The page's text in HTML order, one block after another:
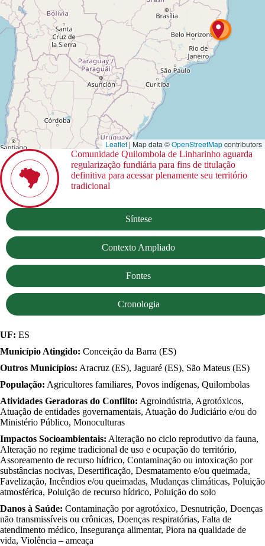
3
Leaflet | Map data ©OpenStreetMapcontributors
Comunidade Quilombola de Linharinho aguarda
regularização fundiária para fins de titulação
definitiva para acessar plenamente seu território
tradicional
Síntese
Contexto Ampliado
Fontes
Cronologia
UF: ES
Município Atingido: Conceição da Barra (ES)
Outros Municípios: Aracruz (ES), Jaguaré (ES), São Mateus (ES)
População: Agricultores familiares, Povos indígenas, Quilombolas
Atividades Geradoras do Conflito: Agroindústria, Agrotóxicos,
Atuação de entidades governamentais, Atuação do Judiciário e/ou do
Ministério Público, Monoculturas
Impactos Socioambientais: Alteração no ciclo reprodutivo da fauna,
Alteração no regime tradicional de uso e ocupação do território,
Assoreamento de recurso hídrico, Contaminação ou intoxicação por
substâncias nocivas, Desertificação, Desmatamento e/ou queimada,
Favelização, Incêndios e/ou queimadas, Mudanças climáticas, Poluição
atmosférica, Poluição de recurso hídrico, Poluição do solo
Danos à Saúde: Contaminação por agrotóxico, Desnutrição, Doenças
não transmissíveis ou crônicas, Doenças respiratórias, Falta de
atendimento médico, Insegurança alimentar, Piora na qualidade de
vida, Violência – ameaça